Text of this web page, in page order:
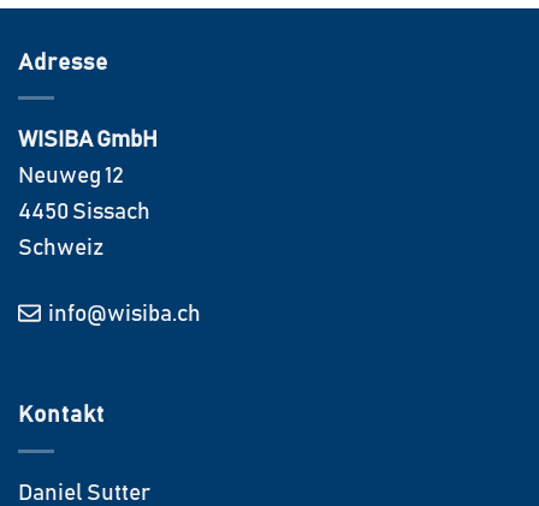
Adresse
WISIBA GmbH
Neuweg 12
4450 Sissach
Schweiz
info@wisiba.ch
Kontakt
Daniel Sutter